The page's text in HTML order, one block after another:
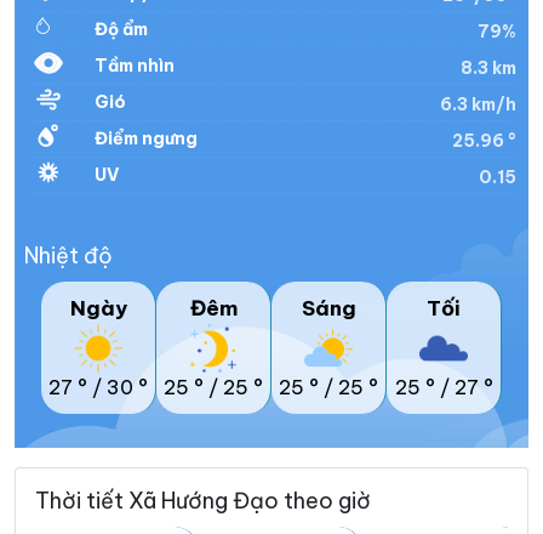
Độ ẩm
79%
Tầm nhìn
8.3 km
Gió
6.3 km/h
Điểm ngưng
25.96 °
UV
0.15
Nhiệt độ
Ngày
27 ° / 30 °
Đêm
25 ° / 25 °
Sáng
25 ° / 25 °
Tối
25 ° / 27 °
Thời tiết Xã Hướng Đạo theo giờ